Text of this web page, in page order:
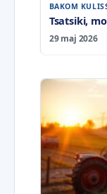
BAKOM
Tsatsiki,
29 maj 2026